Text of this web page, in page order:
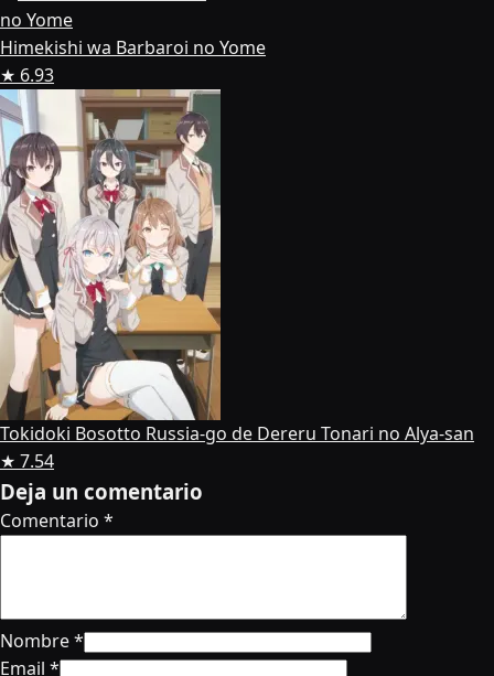
Himekishi wa Barbaroi no Yome
★ 6.93
Tokidoki Bosotto Russia-go de Dereru Tonari no Alya-san
★ 7.54
Deja un comentario
Comentario *
Nombre*
Email *